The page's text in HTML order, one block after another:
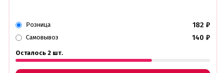
Розница 182 ₽
Самовывоз 140 ₽
Осталось 2 шт.